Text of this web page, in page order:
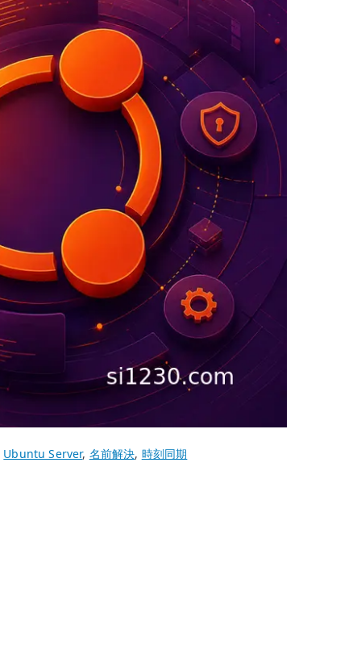
Ubuntu Server, 名前解決, 時刻同期